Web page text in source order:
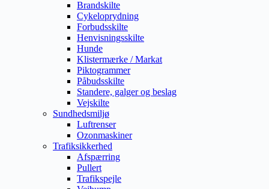
Brandskilte
Cykeloprydning
Forbudsskilte
Henvisningsskilte
Hunde
Klistermærke / Markat
Piktogrammer
Påbudsskilte
Standere, galger og beslag
Vejskilte
Sundhedsmiljø
Luftrenser
Ozonmaskiner
Trafiksikkerhed
Afspærring
Pullert
Trafikspejle